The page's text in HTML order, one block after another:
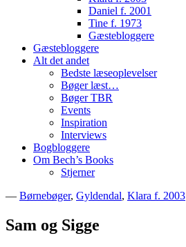
Daniel f. 2001
Tine f. 1973
Gæstebloggere
Gæstebloggere
Alt det andet
Bedste læseoplevelser
Bøger læst…
Bøger TBR
Events
Inspiration
Interviews
Bogbloggere
Om Bech’s Books
Stjerner
Bech's Books
— Børnebøger, Gyldendal, Klara f. 2003
Sam og Sigge